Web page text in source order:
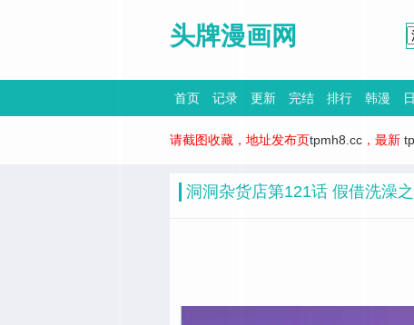
头牌漫画网
首页 记录 更新 完结 排行 韩漫
请截图收藏，地址发布页tpmh8.cc ，最新
洞洞杂货店第121话 假借洗澡